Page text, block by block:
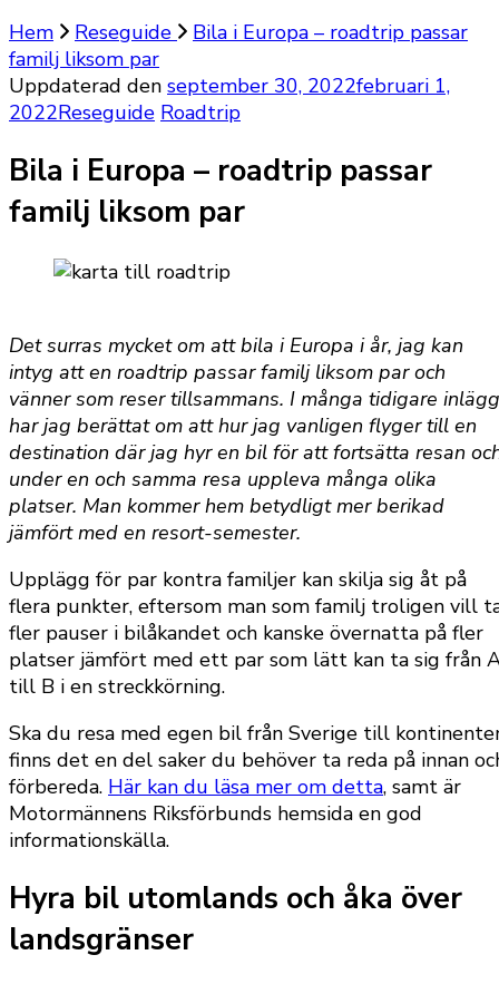
Hem
Reseguide
Bila i Europa – roadtrip passar
familj liksom par
Uppdaterad den september 30, 2022februari 1,
2022Reseguide Roadtrip
Bila i Europa – roadtrip passar
familj liksom par
Det surras mycket om att bila i Europa i år, jag kan
intyg att en roadtrip passar familj liksom par och
vänner som reser tillsammans. I många tidigare inlägg
har jag berättat om att hur jag vanligen flyger till en
destination där jag hyr en bil för att fortsätta resan
under en och samma resa uppleva många olika
platser. Man kommer hem betydligt mer berikad
jämfört med en resort-semester.
Upplägg för par kontra familjer kan skilja sig åt på
flera punkter, eftersom man som familj troligen vill
fler pauser i bilåkandet och kanske övernatta på fler
platser jämfört med ett par som lätt kan ta sig från
till B i en streckkörning.
Ska du resa med egen bil från Sverige till
finns det en del saker du behöver ta reda på innan
förbereda. Här kan du läsa mer om detta, samt är
Motormännens Riksförbunds hemsida en god
informationskälla.
Hyra bil utomlands och åka över
landsgränser